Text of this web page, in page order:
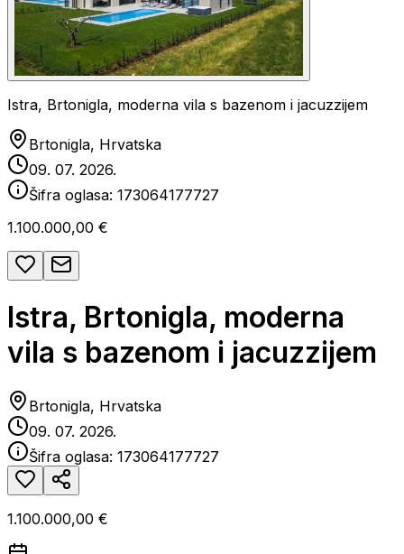
Istra, Brtonigla, moderna vila s bazenom i jacuzzijem
Brtonigla, Hrvatska
09. 07. 2026.
Šifra oglasa: 173064177727
1.100.000,00 €
Istra, Brtonigla, moderna
vila s bazenom i jacuzzijem
Brtonigla, Hrvatska
09. 07. 2026.
Šifra oglasa: 173064177727
1.100.000,00 €